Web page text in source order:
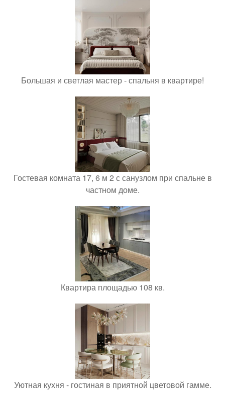
Большая и светлая мастер - спальня в квартире!
Гостевая комната 17, 6 м 2 с санузлом при спальне в
частном доме.
Квартира площадью 108 кв.
Уютная кухня - гостиная в приятной цветовой гамме.